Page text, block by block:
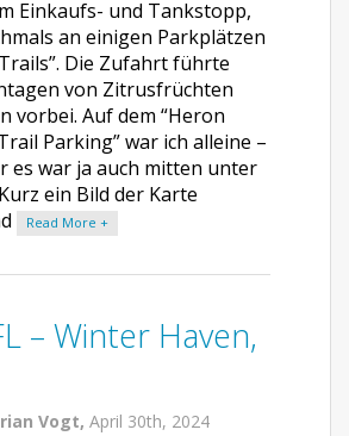
Einkaufs- und Tankstopp,
an einigen Parkplätzen
Die Zufahrt führte
von Zitrusfrüchten
vorbei. Auf dem “Heron
Parking” war ich alleine –
es war ja auch mitten unter
ein Bild der Karte
Read More +
– Winter Haven,
Vogt, April 30th, 2024